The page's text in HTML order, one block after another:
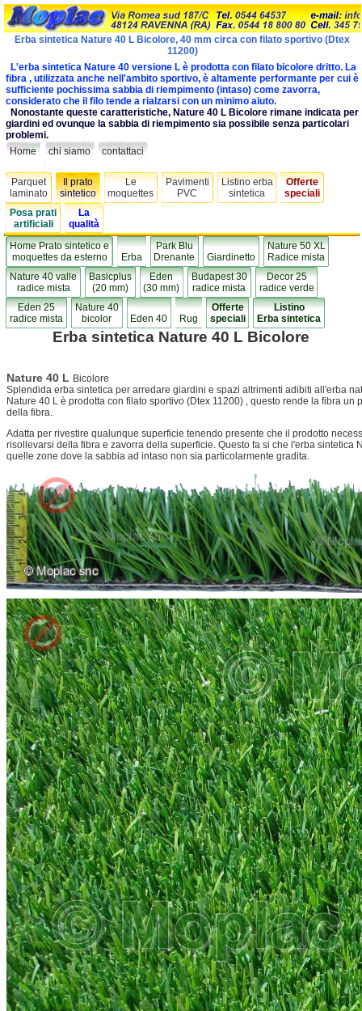
Erba sintetica Nature 40 L Bicolore, 40 mm circa con filato sportivo (Dtex
11200)
L'erba sintetica Nature 40 versione L è prodotta con filato bicolore dritto. La
fibra , utilizzata anche nell'ambito sportivo, è altamente performante per cui è
sufficiente pochissima sabbia di riempimento (intaso) come zavorra,
considerato che il filo tende a rialzarsi con un minimo aiuto.
Nonostante queste caratteristiche, Nature 40 L Bicolore rimane indicata per
giardini ed ovunque la sabbia di riempimento sia possibile senza particolari
problemi.
Home
chi siamo contattaci
Parquet
laminato
Il prato
sintetico
Le
moquettes
Pavimenti
PVC
Listino erba
sintetica
Offerte
speciali
Posa prati
artificiali
La
qualità
Home Prato sintetico e
moquettes da esterno
Erba
Park Blu
Drenante
Giardinetto
Nature 50 XL
Radice mista
Nature 40 valle
radice mista
Basicplus
(20 mm)
Eden
(30 mm)
Budapest 30
radice mista
Decor 25
radice verde
Eden 25
radice mista
Nature 40
bicolor
Eden 40 Rug
Offerte
speciali
Listino
Erba sintetica
Erba sintetica Nature 40 L Bicolore
Nature 40 L Bicolore
Splendida erba sintetica per arredare giardini e spazi altrimenti adibiti all'erba
Nature 40 L è prodotta con filato sportivo (Dtex 11200) , questo rende la fibra
della fibra.
Adatta per rivestire qualunque superficie tenendo presente che il prodotto
risollevarsi della fibra e zavorra della superficie. Questo fa si che l'erba
quelle zone dove la sabbia ad intaso non sia particolarmente gradita.